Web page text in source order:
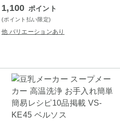
1,100 ポイント
(ポイント払い限定)
他 バリエーションあり